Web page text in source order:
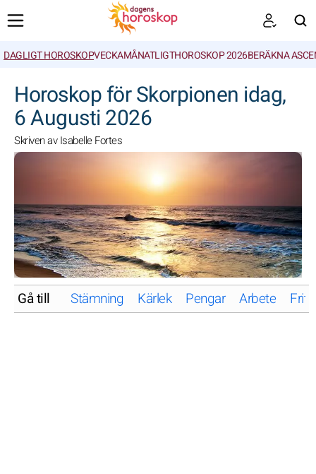
DAGLIGT HOROSKOPVECKAMÅNATLIGTHOROSKOP 2026BERÄKNA
Horoskop för Skorpionen idag,
6 Augusti 2026
Skriven av Isabelle Fortes
Gå till Stämning Kärlek Pengar Arbete